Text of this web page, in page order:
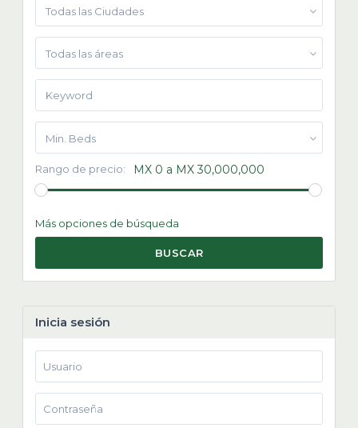
Todas las Ciudades
Todas las áreas
Min. Beds
Rango de precio: MX 0 a MX 30,000,000
Más opciones de búsqueda
BUSCAR
Inicia sesión